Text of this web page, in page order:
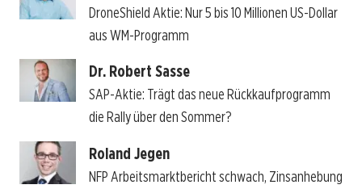
DroneShield Aktie: Nur 5 bis 10 Millionen US-Dollar
aus WM-Programm
Dr. Robert Sasse
SAP-Aktie: Trägt das neue Rückkaufprogramm
die Rally über den Sommer?
Roland Jegen
NFP Arbeitsmarktbericht schwach, Zinsanhebung